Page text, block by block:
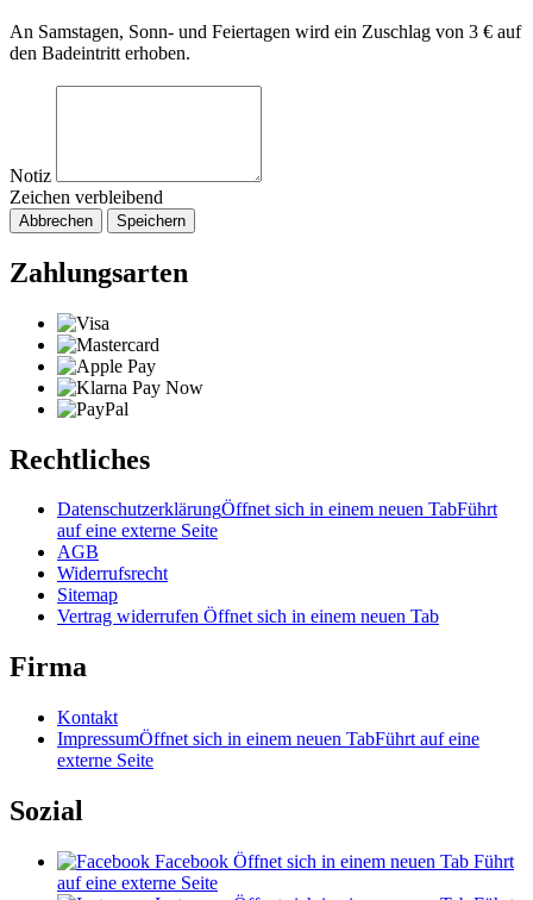
An Samstagen, Sonn- und Feiertagen wird ein Zuschlag von 3 € auf
den Badeintritt erhoben.
Notiz
Zeichen verbleibend
Abbrechen Speichern
Zahlungsarten
Rechtliches
DatenschutzerklärungÖffnet sich in einem neuen TabFührt
auf eine externe Seite
AGB
Widerrufsrecht
Sitemap
Vertrag widerrufen Öffnet sich in einem neuen Tab
Firma
Kontakt
ImpressumÖffnet sich in einem neuen TabFührt auf eine
externe Seite
Sozial
Facebook Öffnet sich in einem neuen Tab Führt
auf eine externe Seite